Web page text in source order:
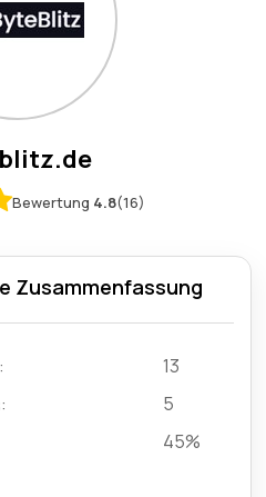
Bewertung 4.8(16)
Zusammenfassung
13
5
45%